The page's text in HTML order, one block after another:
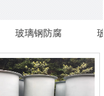
玻璃钢防腐